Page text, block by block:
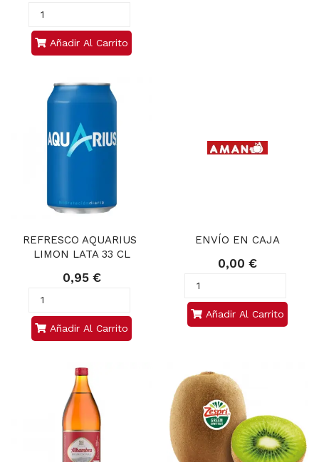
Añadir Al Carrito
REFRESCO AQUARIUS
LIMON LATA 33 CL
0,95 €
Añadir Al Carrito
ENVÍO EN CAJA
0,00 €
Añadir Al Carrito